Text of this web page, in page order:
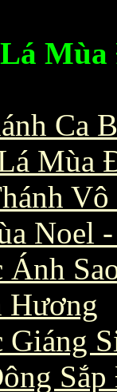
Ca
Mùa
Noel
Ánh
Hương